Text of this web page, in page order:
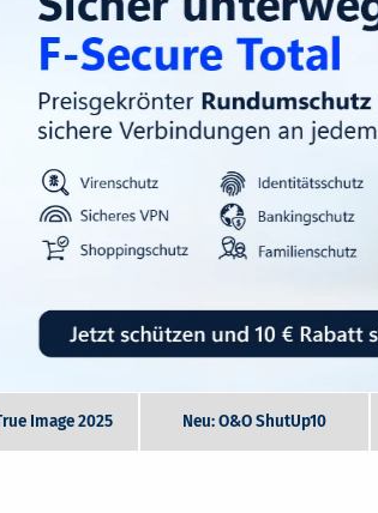
Image 2025 Neu: O&O ShutUp10